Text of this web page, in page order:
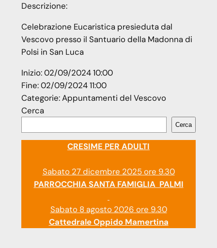
Descrizione:
Celebrazione Eucaristica presieduta dal
Vescovo presso il Santuario della Madonna di
Polsi in San Luca
Inizio:02/09/2024 10:00
Fine:02/09/2024 11:00
Categorie:Appuntamenti del Vescovo
Cerca
Cerca
CRESIME PER ADULTI
Sabato 27 dicembre 2025 ore 9.30
PARROCCHIA SANTA FAMIGLIA PALMI
Sabato 8 agosto 2026 ore 9.30
Cattedrale Oppido Mamertina